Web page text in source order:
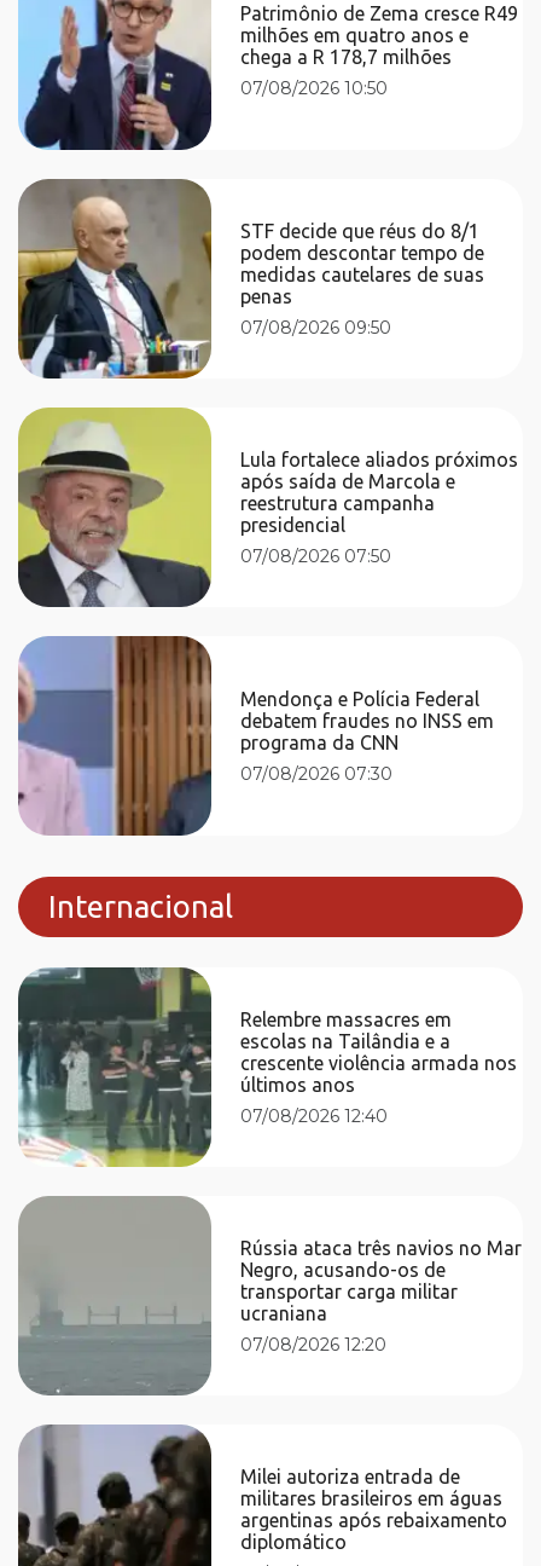
Patrimônio de Zema cresce R49
milhões em quatro anos e
chega a R 178,7 milhões
07/08/2026 10:50
STF decide que réus do 8/1
podem descontar tempo de
medidas cautelares de suas
penas
07/08/2026 09:50
Lula fortalece aliados próximos
após saída de Marcola e
reestrutura campanha
presidencial
07/08/2026 07:50
Mendonça e Polícia Federal
debatem fraudes no INSS em
programa da CNN
07/08/2026 07:30
Internacional
Relembre massacres em
escolas na Tailândia e a
crescente violência armada nos
últimos anos
07/08/2026 12:40
Rússia ataca três navios no Mar
Negro, acusando-os de
transportar carga militar
ucraniana
07/08/2026 12:20
Milei autoriza entrada de
militares brasileiros em águas
argentinas após rebaixamento
diplomático